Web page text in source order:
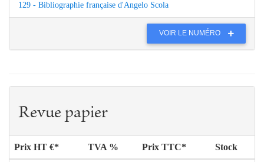
129 - Bibliographie française d'Angelo Scola
VOIR LE NUMÉRO
Revue papier
Prix HT €* TVA % Prix TTC* Stock